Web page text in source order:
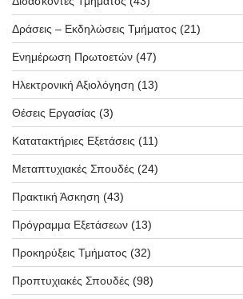
Δράσεις – Εκδηλώσεις Τμήματος (21)
Ενημέρωση Πρωτοετών (47)
Ηλεκτρονική Αξιολόγηση (13)
Θέσεις Εργασίας (3)
Κατατακτήριες Εξετάσεις (11)
Μεταπτυχιακές Σπουδές (24)
Πρακτική Άσκηση (43)
Πρόγραμμα Εξετάσεων (13)
Προκηρύξεις Τμήματος (32)
Προπτυχιακές Σπουδές (98)